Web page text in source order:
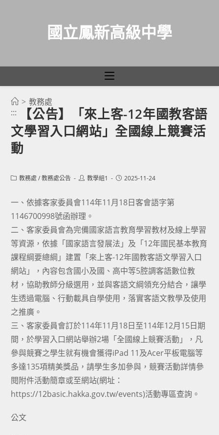
國立鳳新高級中學
> 教務處
:::
【公告】「來上客-12年國教客語
文學習入口網站」全國線上競賽活
動
Post教務處 / 教務處公告
Post教學組1
Post2025-11-24
一、依據客家委員會114年11月18日客會語字第
1146700998號函辦理。
二、客家委員會為完備國家語言教育學習教材及線上學習
等資源，依據「國家語言發展法」及「12年國民基本教育
課程綱要總綱」建置「來上客-12年國教客語文學習入口
網站」，內容包含國小及國、高中等5腔調客語數位教
材，協助教師分級選用，並與客語文綱領充分結合，讓學
生透過電腦、行動載具自學使用，落實客語文教學及使用
之推廣。
三、客家委員會訂於114年11月18日至114年12月15日期
間，於學習入口網站舉辦2場「全國線上競賽活動」，凡
參與競賽之學生就有機會獲得iPad 11及Acer平板電腦等
多達135項精美獎品，請學生多加參與，競賽活動詳情參
閱附件活動簡章或至網站(網址：
https://12basic.hakka.gov.tw/events)活動專區查詢。
公文